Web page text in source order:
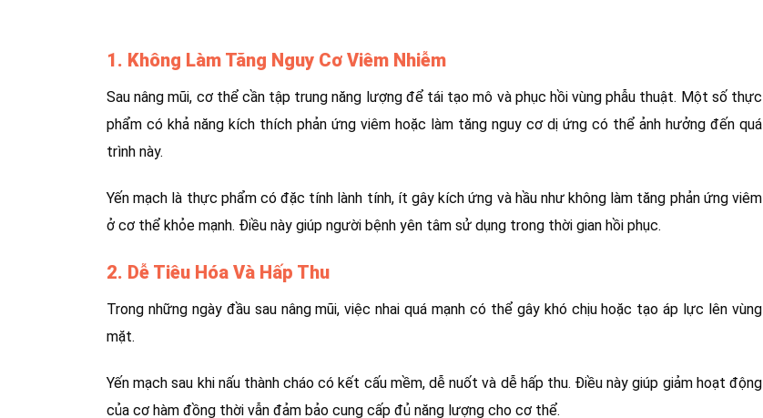
1. Không Làm Tăng Nguy Cơ Viêm Nhiễm
Sau nâng mũi, cơ thể cần tập trung năng lượng để tái tạo mô và phục hồi vùng phẫu thuật. Một số thực
phẩm có khả năng kích thích phản ứng viêm hoặc làm tăng nguy cơ dị ứng có thể ảnh hưởng đến quá
trình này.
Yến mạch là thực phẩm có đặc tính lành tính, ít gây kích ứng và hầu như không làm tăng phản ứng viêm
ở cơ thể khỏe mạnh. Điều này giúp người bệnh yên tâm sử dụng trong thời gian hồi phục.
2. Dễ Tiêu Hóa Và Hấp Thu
Trong những ngày đầu sau nâng mũi, việc nhai quá mạnh có thể gây khó chịu hoặc tạo áp lực lên vùng
mặt.
Yến mạch sau khi nấu thành cháo có kết cấu mềm, dễ nuốt và dễ hấp thu. Điều này giúp giảm hoạt động
của cơ hàm đồng thời vẫn đảm bảo cung cấp đủ năng lượng cho cơ thể.